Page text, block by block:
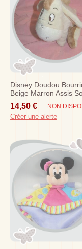
Disney Doudou
Beige Marron Assis
14,50 € NON
Créer une alerte